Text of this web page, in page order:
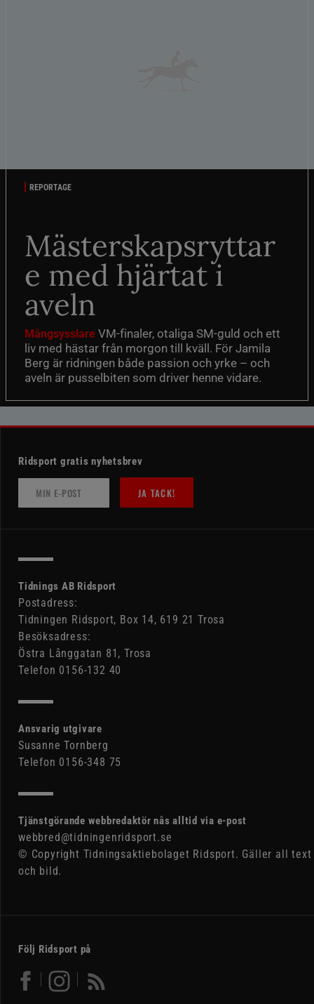
REPORTAGE
Mästerskapsryttar
e med hjärtat i
aveln
Mångsysslare VM-finaler, otaliga SM-guld och ett
liv med hästar från morgon till kväll. För Jamila
Berg är ridningen både passion och yrke – och
aveln är pusselbiten som driver henne vidare.
Ridsport gratis nyhetsbrev
JA TACK!
Tidnings AB Ridsport
Postadress:
Tidningen Ridsport, Box 14, 619 21 Trosa
Besöksadress:
Östra Långgatan 81, Trosa
Telefon 0156-132 40
Ansvarig utgivare
Susanne Tornberg
Telefon 0156-348 75
Tjänstgörande webbredaktör nås alltid via e-post
webbred@tidningenridsport.se
© Copyright Tidningsaktiebolaget Ridsport. Gäller all text
och bild.
Följ Ridsport på